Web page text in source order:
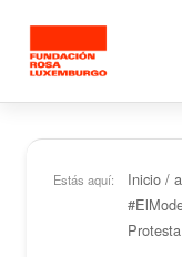
Estás aquí: Inicio /